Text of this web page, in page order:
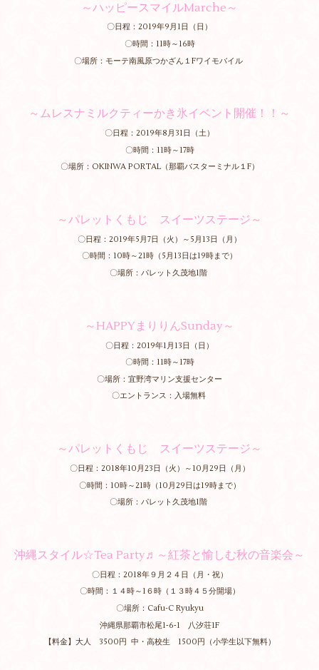
～ハッピースマイルMarche～
〇日程：2019年9月1日（日）
〇時間：11時～16時
〇場所：モーテ南風原つかざん１Fワイモバイル
～ムレスナミルクティーかき氷イベント開催！！～
〇日程：2019年8月31日（土）
〇時間：11時～17時
〇場所：OKINWA PORTAL（那覇バスターミナル１F）
～パレットくもじ スイーツステージ～
〇日程：2019年5月7日（火）～5月13日（月）
〇時間：10時～21時（5月13日は19時まで）
〇場所：パレット久茂地1階
～HAPPYまりりんSunday～
〇日程：2019年1月13日（日）
〇時間：11時～17時
〇場所：宜野湾マリン支援センター
〇エントランス：入場無料
～パレットくもじ スイーツステージ～
〇日程：2018年10月23日（火）～10月29日（月）
〇時間：10時～21時（10月29日は19時まで）
〇場所：パレット久茂地1階
沖縄スタイル☆Tea Party♬～紅茶と愉しむ秋の音楽会～
〇日程：2018年９月２４日（月・祝）
〇時間：１４時～1６時（１３時４５分開場）
〇場所：Cafu-C Ryukyu
沖縄県那覇市松尾1‐6‐1 八汐荘1F
【料金】大人 3500円 中・高校生 1500円（小学生以下無料）